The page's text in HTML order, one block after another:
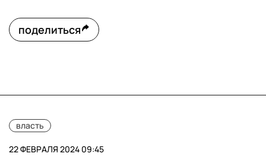
поделиться
власть
22 ФЕВРАЛЯ 2024 09:45